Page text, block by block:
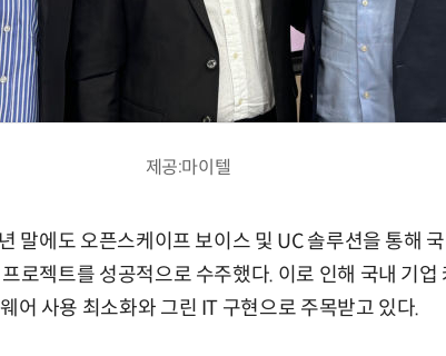
제공:마이텔
말에도 오픈스케이프 보이스 및 UC 솔루션을 통해
로젝트를 성공적으로 수주했다. 이로 인해 국내 기업
어 사용 최소화와 그린 IT 구현으로 주목받고 있다.